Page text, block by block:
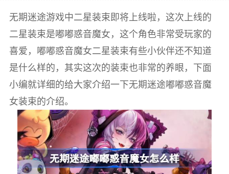
无期迷途游戏中二星装束即将上线啦，这次上线的
二星装束是嘟嘟惑音魔女，这个角色非常受玩家的
喜爱，嘟嘟惑音魔女二星装束有些小伙伴还不知道
是什么样的，其实这次的装束也非常的养眼，下面
小编就详细的给大家介绍一下无期迷途嘟嘟惑音魔
女装束的介绍。